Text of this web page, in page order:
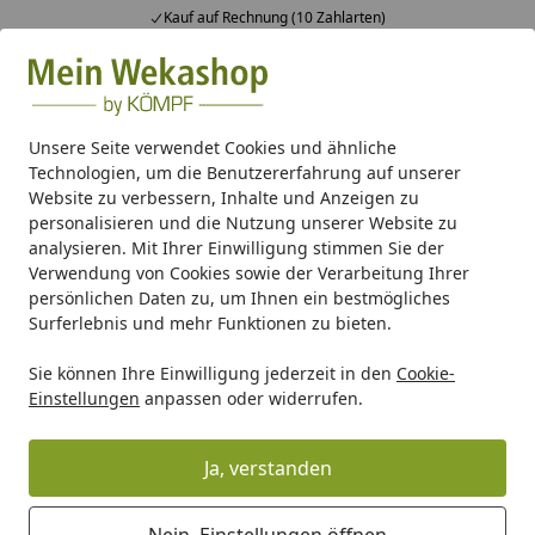
Unsere Seite verwendet Cookies und ähnliche
Technologien, um die Benutzererfahrung auf unserer
Website zu verbessern, Inhalte und Anzeigen zu
personalisieren und die Nutzung unserer Website zu
analysieren. Mit Ihrer Einwilligung stimmen Sie der
Verwendung von Cookies sowie der Verarbeitung Ihrer
persönlichen Daten zu, um Ihnen ein bestmögliches
Surferlebnis und mehr Funktionen zu bieten.
Sie können Ihre Einwilligung jederzeit in den Cookie-
Einstellungen anpassen oder widerrufen.
Ja, verstanden
Kauf auf Rechnung (10 Zahlarten)
Alle Produkte
Mein Konto
Suchen
Startseite
Wellness Wellness Zubehör Weka Saunaofen BioAktiv
Weka Saunaofen BioAktiv mit
Dampfbad-Funktion rund 3,6 kW
230 Volt